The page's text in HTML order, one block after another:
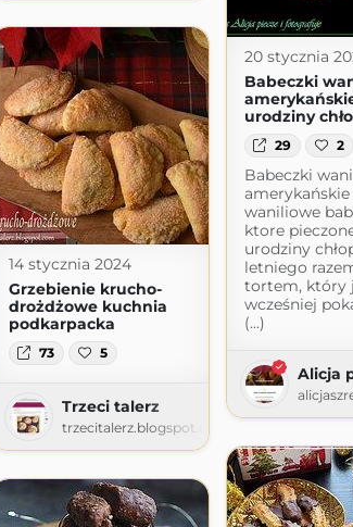
20 stycznia
Babeczki
urodziny
29 2
Babeczki
amerykańskie
waniliowe
ktore
urodziny
letniego
tortem, który
wcześniej
(...)
Alicja
14 stycznia 2024
Grzebienie krucho-
drożdżowe kuchnia
podkarpacka
73 5
Trzeci talerz
trzecitalerz.blogspot.com